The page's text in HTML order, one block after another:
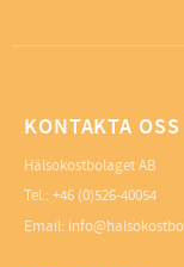
KONTAKTA OSS
Hälsokostbolaget AB
Tel.: +46 (0)526-40054
Email: